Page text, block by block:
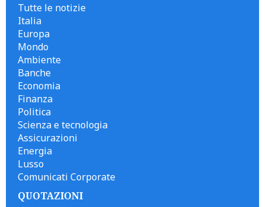
Tutte le notizie
Italia
Europa
Mondo
Ambiente
Banche
Economia
Finanza
Politica
Scienza e tecnologia
Assicurazioni
Energia
Lusso
Comunicati Corporate
QUOTAZIONI